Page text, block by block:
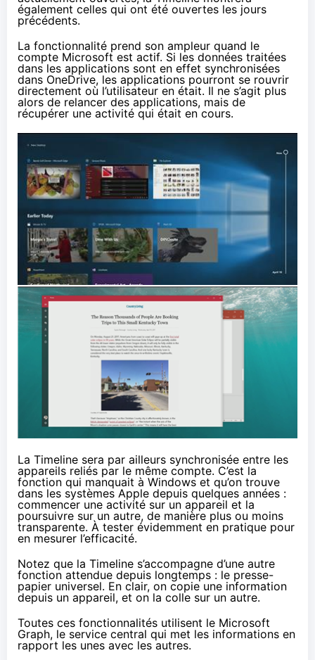
également celles qui ont été ouvertes les jours
précédents.
La fonctionnalité prend son ampleur quand le
compte Microsoft est actif. Si les données traitées
dans les applications sont en effet synchronisées
dans OneDrive, les applications pourront se rouvrir
directement où l’utilisateur en était. Il ne s’agit plus
alors de relancer des applications, mais de
récupérer une activité qui était en cours.
La Timeline sera par ailleurs synchronisée entre les
appareils reliés par le même compte. C’est la
fonction qui manquait à Windows et qu’on trouve
dans les systèmes Apple depuis quelques années :
commencer une activité sur un appareil et la
poursuivre sur un autre, de manière plus ou moins
transparente. À tester évidemment en pratique pour
en mesurer l’efficacité.
Notez que la Timeline s’accompagne d’une autre
fonction attendue depuis longtemps : le presse-
papier universel. En clair, on copie une information
depuis un appareil, et on la colle sur un autre.
Toutes ces fonctionnalités utilisent le Microsoft
Graph, le service central qui met les informations en
rapport les unes avec les autres.